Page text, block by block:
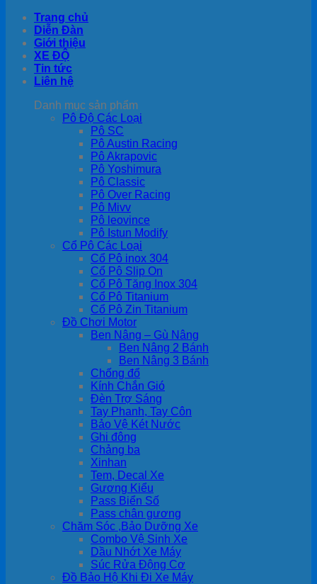
Trang chủ
Diễn Đàn
Giới thiệu
XE ĐỘ
Tin tức
Liên hệ
Danh mục sản phẩm
Pô Độ Các Loại
Pô SC
Pô Austin Racing
Pô Akrapovic
Pô Yoshimura
Pô Classic
Pô Over Racing
Pô Mivv
Pô leovince
Pô Istun Modify
Cổ Pô Các Loại
Cổ Pô inox 304
Cổ Pô Slip On
Cổ Pô Tăng Inox 304
Cổ Pô Titanium
Cổ Pô Zin Titanium
Đồ Chơi Motor
Ben Nâng – Gù Nâng
Ben Nâng 2 Bánh
Ben Nâng 3 Bánh
Chống đổ
Kính Chắn Gió
Đèn Trợ Sáng
Tay Phanh, Tay Côn
Bảo Vệ Két Nước
Ghi đông
Chảng ba
Xinhan
Tem, Decal Xe
Gương Kiểu
Pass Biển Số
Pass chân gương
Chăm Sóc ,Bảo Dưỡng Xe
Combo Vệ Sinh Xe
Dầu Nhớt Xe Máy
Súc Rửa Động Cơ
Đồ Bảo Hộ Khi Đi Xe Máy